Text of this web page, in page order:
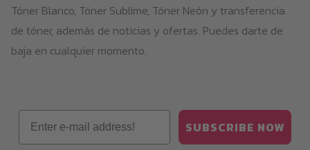
Tóner Blanco, Tóner Sublime, Tóner Neón y transferencia
de tóner, además de noticias y ofertas. Puedes darte de
baja en cualquier momento.
Email
SUBSCRIBE NOW